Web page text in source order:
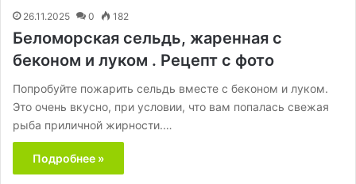
26.11.2025 0 182
Беломорская сельдь, жаренная с
беконом и луком . Рецепт с фото
Попробуйте пожарить сельдь вместе с беконом и луком.
Это очень вкусно, при условии, что вам попалась свежая
рыба приличной жирности.…
Подробнее »